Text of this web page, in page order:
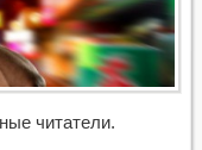
читатели.